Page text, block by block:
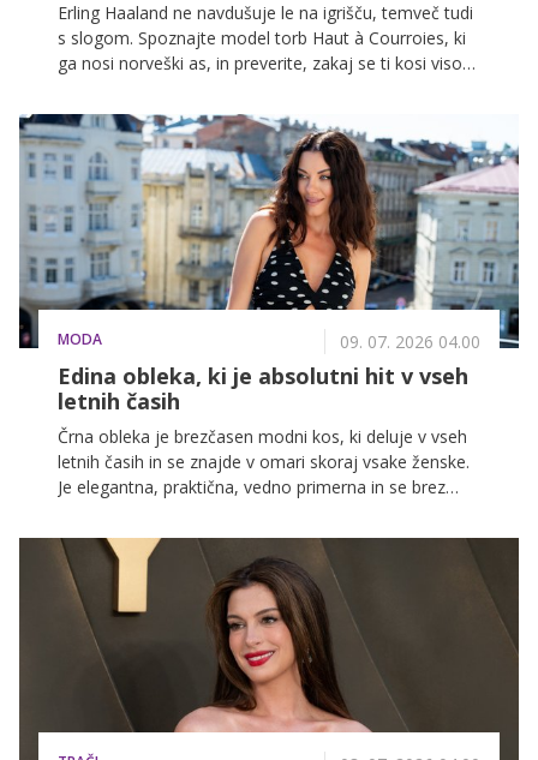
Erling Haaland ne navdušuje le na igrišču, temveč tudi
s slogom. Spoznajte model torb Haut à Courroies, ki
ga nosi norveški as, in preverite, zakaj se ti kosi visoke
med vrhunskimi nogometaši.
MODA 09. 07. 2026 04.00
Edina obleka, ki je absolutni hit v vseh
letnih časih
Črna obleka je brezčasen modni kos, ki deluje v vseh
letnih časih in se znajde v omari skoraj vsake ženske.
Je elegantna, praktična, vedno primerna in se brez
priložnostim. Prav zato ostaja tudi v poletju 2026
eden najbolj zaželenih modnih kosov.